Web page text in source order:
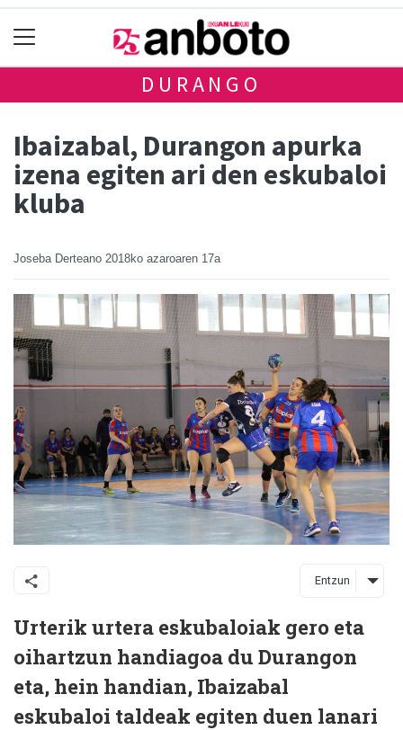
DURANGO
Ibaizabal, Durangon apurka
izena egiten ari den eskubaloi
kluba
Joseba Derteano 2018ko azaroaren 17a
Entzun
Urterik urtera eskubaloiak gero eta
oihartzun handiagoa du Durangon
eta, hein handian, Ibaizabal
eskubaloi taldeak egiten duen lanari